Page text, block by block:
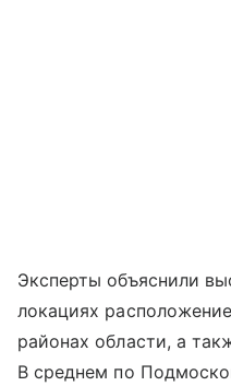
Эксперты объяснили
локациях
районах области, а
В среднем по